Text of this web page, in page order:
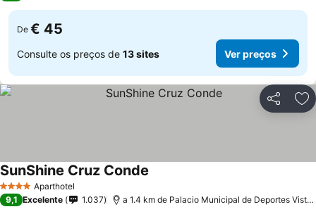
De € 45
Consulte os preços de 13 sites Ver preços
Partilhar
4 EstrelasAparthotel
SunShine Cruz Conde
9,1 Excelente 1.037 a 1.4 km de Palacio Municipal de Deportes Vista Alegre